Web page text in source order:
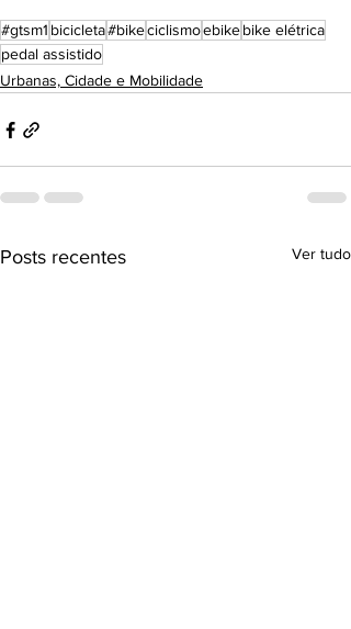
#gtsm1 bicicleta#bikeciclismoebikebike elétrica
pedal assistido
Urbanas, Cidade e Mobilidade
Posts recentes Ver tudo